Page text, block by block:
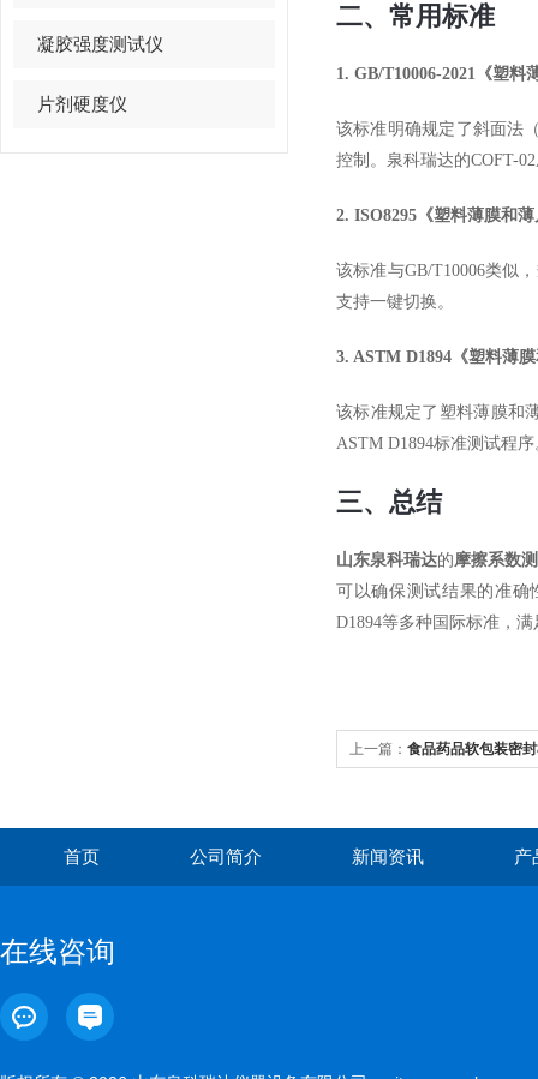
凝胶强度测试仪
片剂硬度仪
二、常用标准
1. GB/T10006-2021《塑
该标准明确规定了斜面法
控制。泉科瑞达的COFT-
2. ISO8295《塑料薄膜和
该标准与GB/T10006类似
支持一键切换。
3. ASTM D1894《塑料薄
该标准规定了塑料薄膜和
ASTM D1894标准测试程序
三、总结
山东泉科瑞达的摩擦系数
可以确保测试结果的准确
D1894等多种国际标准，
上一篇： 食品药品软包装密
首页 公司简介 新闻资讯 产
在线咨询